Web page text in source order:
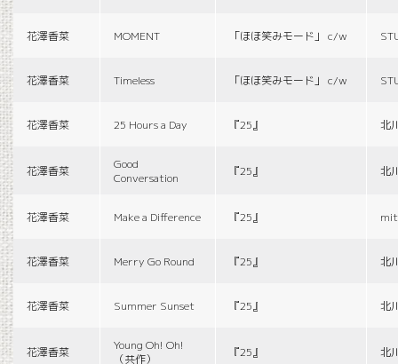
花澤香菜 MOMENT 「ほほ笑みモード」 c/w
花澤香菜 Timeless 「ほほ笑みモード」 c/w
花澤香菜 25 Hours a Day 『25』 北
花澤香菜
Good
Conversation
『25』 北
花澤香菜 Make a Difference 『25』
花澤香菜 Merry Go Round 『25』 北
花澤香菜 Summer Sunset 『25』 北
花澤香菜
Young Oh! Oh!
（共作）
『25』 北